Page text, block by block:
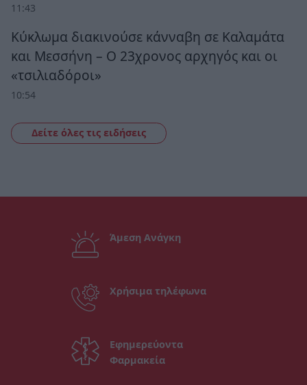
11:43
Κύκλωμα διακινούσε κάνναβη σε Καλαμάτα
και Μεσσήνη – Ο 23χρονος αρχηγός και οι
«τσιλιαδόροι»
10:54
Δείτε όλες τις ειδήσεις
Άμεση Ανάγκη
Χρήσιμα τηλέφωνα
Εφημερεύοντα
Φαρμακεία